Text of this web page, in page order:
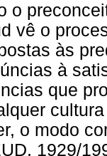
o
vê o
às
à
que
o modo
1929/